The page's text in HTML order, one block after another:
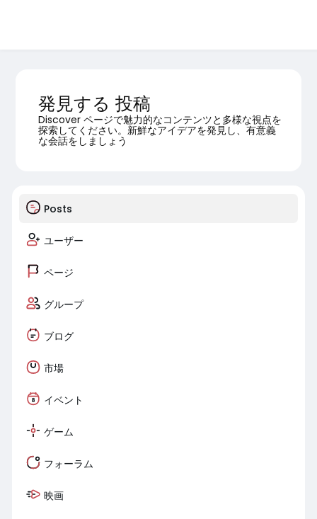
発見する 投稿
Discover ページで魅力的なコンテンツと多様な視点を
探索してください。新鮮なアイデアを発見し、有意義
な会話をしましょう
Posts
ユーザー
ページ
グループ
ブログ
市場
イベント
ゲーム
フォーラム
映画